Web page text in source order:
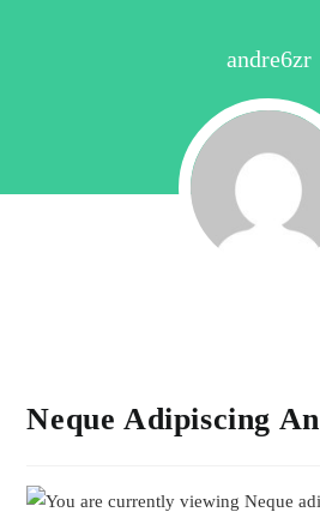
andre6zr
Neque Adipiscing